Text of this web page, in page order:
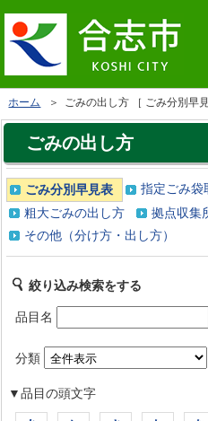
ホーム ＞ ごみの出し方 ［ ごみ分別早見
ごみの出し方
ごみ分別早見表 指定ごみ袋
粗大ごみの出し方
拠点収集
その他（分け方・出し方）
絞り込み検索をする
品目名
分類
▼品目の頭文字